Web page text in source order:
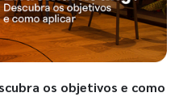
os objetivos e como